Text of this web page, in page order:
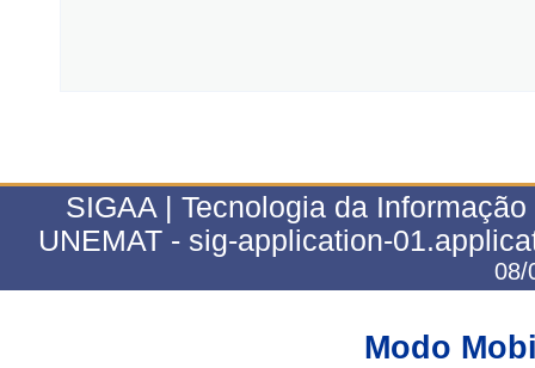
SIGAA | Tecnologia da
UNEMAT - sig-application-
08/
Modo